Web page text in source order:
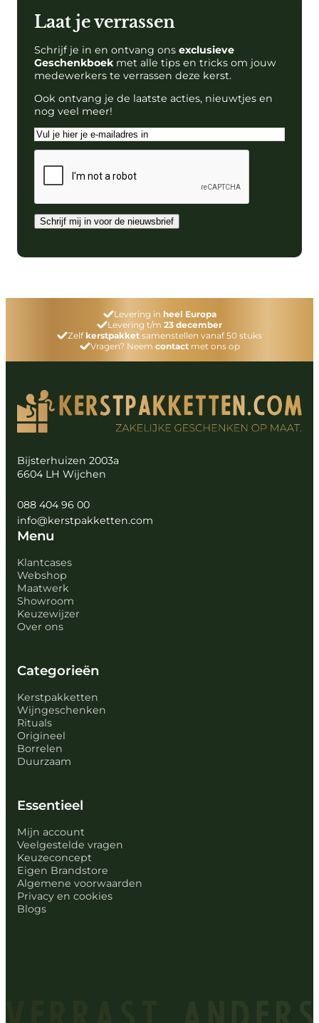
Laat je verrassen
Schrijf je in en ontvang ons exclusieve
Geschenkboek met alle tips en tricks om jouw
medewerkers te verrassen deze kerst.
Ook ontvang je de laatste acties, nieuwtjes en
nog veel meer!
E-
mailadres
Schrijf mij in voor de nieuwsbrief
Levering in heel Europa
Levering t/m 23 december
Zelf kerstpakket samenstellen vanaf 50 stuks
Vragen? Neem contactmet ons op
Bijsterhuizen 2003a
6604 LH Wijchen
088 404 96 00
info@kerstpakketten.com
Menu
Klantcases
Webshop
Maatwerk
Showroom
Keuzewijzer
Over ons
Categorieën
Kerstpakketten
Wijngeschenken
Rituals
Origineel
Borrelen
Duurzaam
Essentieel
Mijn account
Veelgestelde vragen
Keuzeconcept
Eigen Brandstore
Algemene voorwaarden
Privacy en cookies
Blogs